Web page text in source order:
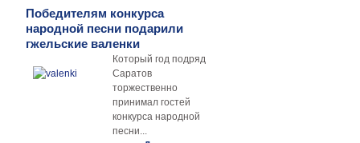
Победителям конкурса
народной песни подарили
гжельские валенки
Который год подряд
Саратов
торжественно
принимал гостей
конкурса народной
песни...